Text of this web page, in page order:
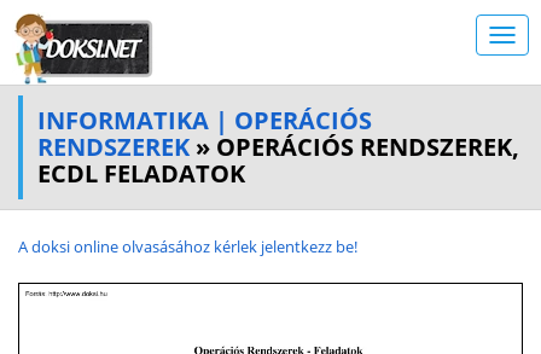
INFORMATIKA | OPERÁCIÓS
RENDSZEREK » OPERÁCIÓS RENDSZEREK,
ECDL FELADATOK
A doksi online olvasásához kérlek jelentkezz be!